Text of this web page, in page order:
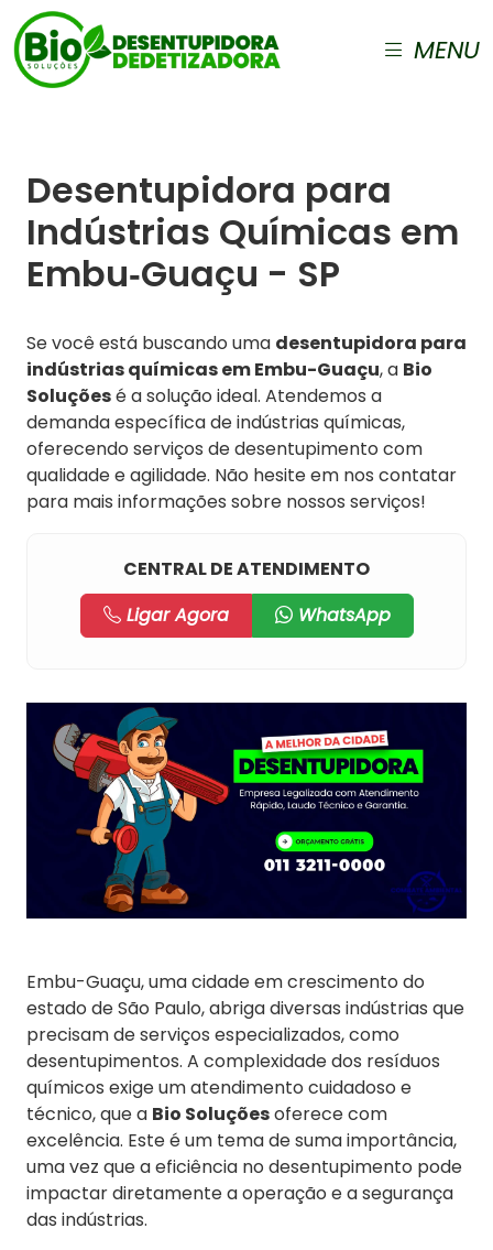
MENU
Desentupidora para
Indústrias Químicas em
Embu‑Guaçu - SP
Se você está buscando uma desentupidora para
indústrias químicas em Embu-Guaçu, a Bio
Soluçõesé a solução ideal. Atendemos a
demanda específica de indústrias químicas,
oferecendo serviços de desentupimento com
qualidade e agilidade. Não hesite em nos contatar
para mais informações sobre nossos serviços!
CENTRAL DE ATENDIMENTO
Ligar Agora
WhatsApp
Embu-Guaçu, uma cidade em crescimento do
estado de São Paulo, abriga diversas indústrias que
precisam de serviços especializados, como
desentupimentos. A complexidade dos resíduos
químicos exige um atendimento cuidadoso e
técnico, que a Bio Soluçõesoferece com
excelência. Este é um tema de suma importância,
uma vez que a eficiência no desentupimento pode
impactar diretamente a operação e a segurança
das indústrias.